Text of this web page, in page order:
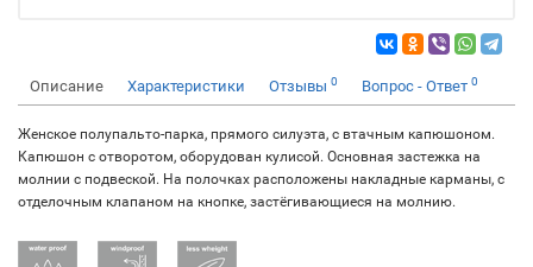
Описание Характеристики Отзывы 0 Вопрос - Ответ 0
Женское полупальто-парка, прямого силуэта, с втачным капюшоном.
Капюшон с отворотом, оборудован кулисой. Основная застежка на
молнии с подвеской. На полочках расположены накладные карманы, с
отделочным клапаном на кнопке, застёгивающиеся на молнию.